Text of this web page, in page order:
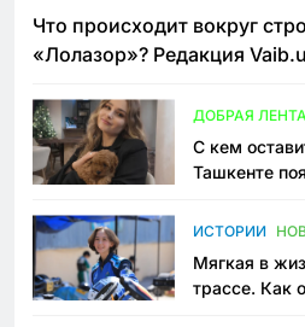
Что происходит вокруг
«Лолазор»? Редакция
ДОБРАЯ ЛЕНТА
С кем
Ташкенте
ИСТОРИИ
Мягкая в
трассе. Как